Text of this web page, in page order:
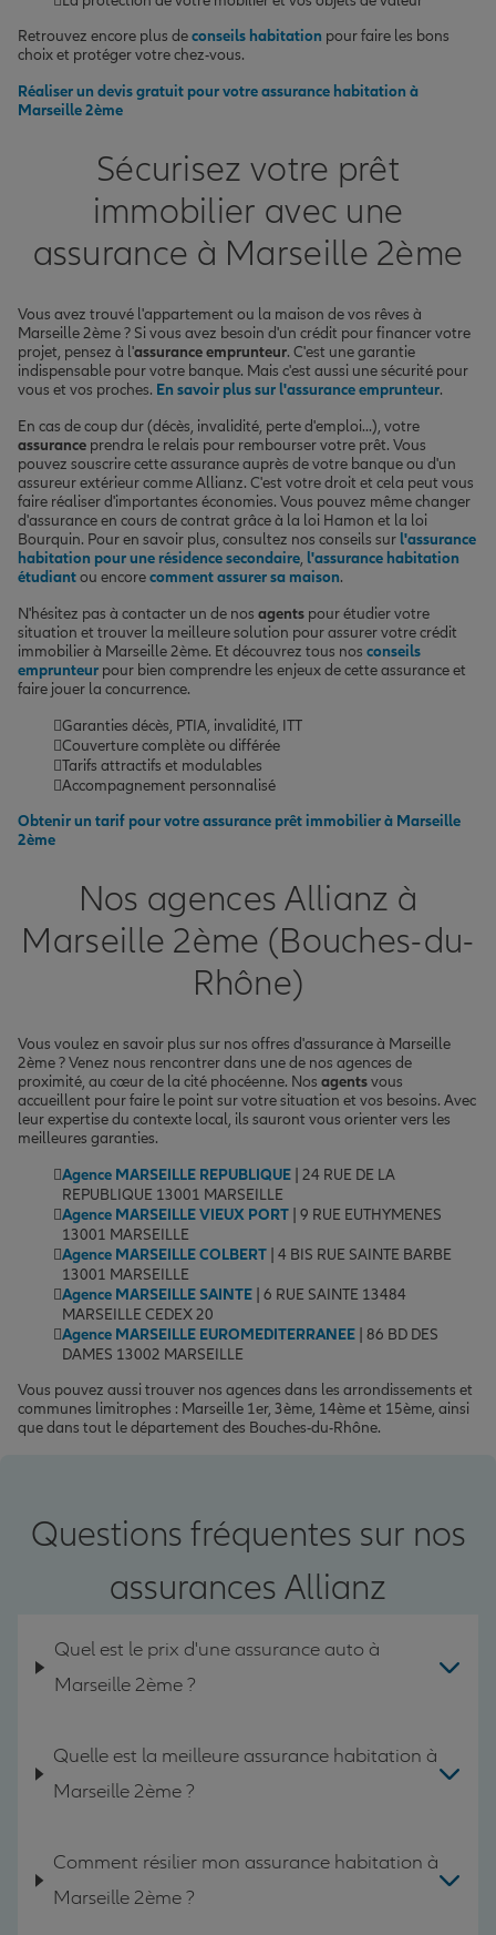
Retrouvez encore plus deconseils habitation pour faire les bons
choix et protéger votre chez-vous.
Réaliser un devis gratuit pour votre assurance habitation à
Marseille 2ème
Sécurisez votre prêt
immobilier avec une
assurance à Marseille 2ème
Vous avez trouvé l'appartement ou la maison de vos rêves à
Marseille 2ème ? Si vous avez besoin d'un crédit pour financer votre
projet, pensez à l'assurance emprunteur. C'est une garantie
indispensable pour votre banque. Mais c'est aussi une sécurité pour
vous et vos proches. En savoir plus sur l'assurance emprunteur.
En cas de coup dur (décès, invalidité, perte d'emploi...), votre
assurance prendra le relais pour rembourser votre prêt. Vous
pouvez souscrire cette assurance auprès de votre banque ou d'un
assureur extérieur comme Allianz. C'est votre droit et cela peut vous
faire réaliser d'importantes économies. Vous pouvez même changer
d'assurance en cours de contrat grâce à la loi Hamon et la loi
Bourquin. Pour en savoir plus, consultez nos conseils sur l'assurance
habitation pour une résidence secondaire, l'assurance habitation
étudiantou encorecomment assurer sa maison.
N'hésitez pas à contacter un de nos agents pour étudier votre
situation et trouver la meilleure solution pour assurer votre crédit
immobilier à Marseille 2ème. Et découvrez tous nos conseils
emprunteur pour bien comprendre les enjeux de cette assurance et
faire jouer la concurrence.
Garanties décès, PTIA, invalidité, ITT
Couverture complète ou différée
Tarifs attractifs et modulables
Accompagnement personnalisé
Obtenir un tarif pour votre assurance prêt immobilier à Marseille
2ème
Nos agences Allianz à
Marseille 2ème (Bouches-du-
Rhône)
Vous voulez en savoir plus sur nos offres d'assurance à Marseille
2ème ? Venez nous rencontrer dans une de nos agences de
proximité, au cœur de la cité phocéenne. Nos agentsvous
accueillent pour faire le point sur votre situation et vos besoins. Avec
leur expertise du contexte local, ils sauront vous orienter vers les
meilleures garanties.
Agence MARSEILLE REPUBLIQUE | 24 RUE DE LA
REPUBLIQUE 13001 MARSEILLE
Agence MARSEILLE VIEUX PORT | 9 RUE EUTHYMENES
13001 MARSEILLE
Agence MARSEILLE COLBERT | 4 BIS RUE SAINTE BARBE
13001 MARSEILLE
Agence MARSEILLE SAINTE | 6 RUE SAINTE 13484
MARSEILLE CEDEX 20
Agence MARSEILLE EUROMEDITERRANEE | 86 BD DES
DAMES 13002 MARSEILLE
Vous pouvez aussi trouver nos agences dans les arrondissements et
communes limitrophes : Marseille 1er, 3ème, 14ème et 15ème, ainsi
que dans tout le département des Bouches-du-Rhône.
Questions fréquentes sur nos
assurances Allianz
Quel est le prix d'une assurance auto à
Marseille 2ème ?
Quelle est la meilleure assurance habitation à
Marseille 2ème ?
Comment résilier mon assurance habitation à
Marseille 2ème ?